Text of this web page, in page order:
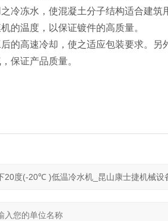
冷冻水，使混凝土分子结构适合建筑
的温度，以保证镀件的高质量。
的高速冷却，使之适应包装要求。另
保证产品质量。